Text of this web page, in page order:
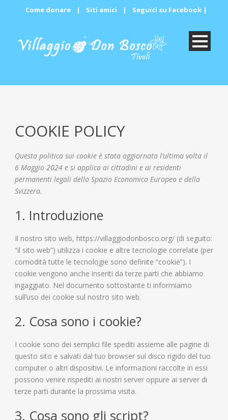
Come donare | Siti amici | Seguici su Facebook|
COOKIE POLICY
Questa politica sui cookie è stata aggiornata l’ultima volta il
6 Maggio 2024 e si applica ai cittadini e ai residenti
permanenti legali dello Spazio Economico Europeo e della
Svizzera.
1. Introduzione
Il nostro sito web, https://villaggiodonbosco.org/ (di seguito:
“il sito web”) utilizza i cookie e altre tecnologie correlate (per
comodità tutte le tecnologie sono definite “cookie”). I
cookie vengono anche inseriti da terze parti che abbiamo
ingaggiato. Nel documento sottostante ti informiamo
sull’uso dei cookie sul nostro sito web.
2. Cosa sono i cookie?
I cookie sono dei semplici file spediti assieme alle pagine di
questo sito e salvati dal tuo browser sul disco rigido del tuo
computer o altri dispositivi. Le informazioni raccolte in essi
possono venire rispediti ai nostri server oppure ai server di
terze parti durante la prossima visita.
3. Cosa sono gli script?